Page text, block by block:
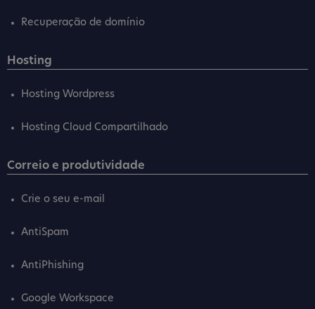
Recuperação de domínio
Hosting
Hosting Wordpress
Hosting Cloud Compartilhado
Correio e produtividade
Crie o seu e-mail
AntiSpam
AntiPhishing
Google Workspace